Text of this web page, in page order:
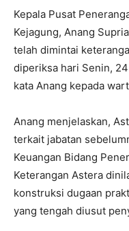
Kepala Pusat
Kejagung, Anang
telah dimintai
diperiksa hari Senin,
kata Anang kepada
Anang menjelaskan,
terkait jabatan
Keuangan Bidang
Keterangan Astera
konstruksi dugaan
yang tengah diusut